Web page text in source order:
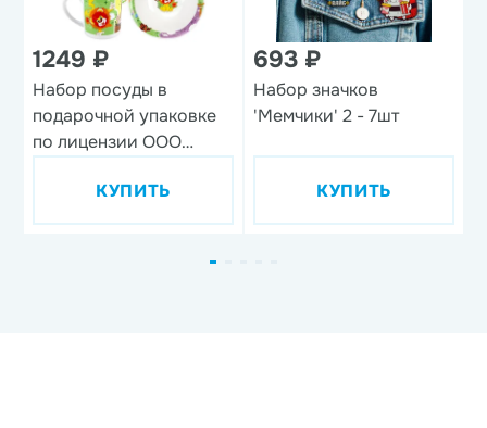
1249 ₽
Набор посуды в
подарочной упаковке
по лицензии ООО
дизайн 1, 3 предмета,
фарфор
КУПИТЬ
693 ₽
Набор значков
'Мемчики' 2 - 7шт
КУПИТЬ